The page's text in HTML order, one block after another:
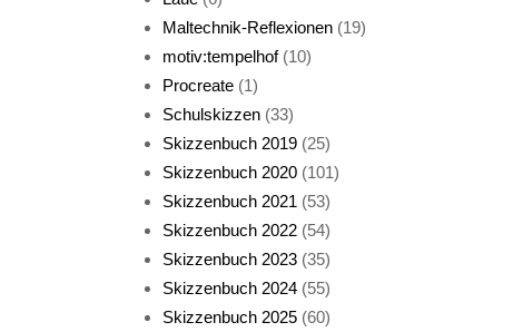
Katze sturmerprobt
Maltechnik-Reflexionen(19)
motiv:tempelhof(10)
Procreate(1)
Schulskizzen(33)
Skizzenbuch 2019(25)
Skizzenbuch 2020(101)
Skizzenbuch 2021 (53)
Skizzenbuch 2022(54)
Skizzenbuch 2023(35)
Skizzenbuch 2024(55)
Skizzenbuch 2025(60)